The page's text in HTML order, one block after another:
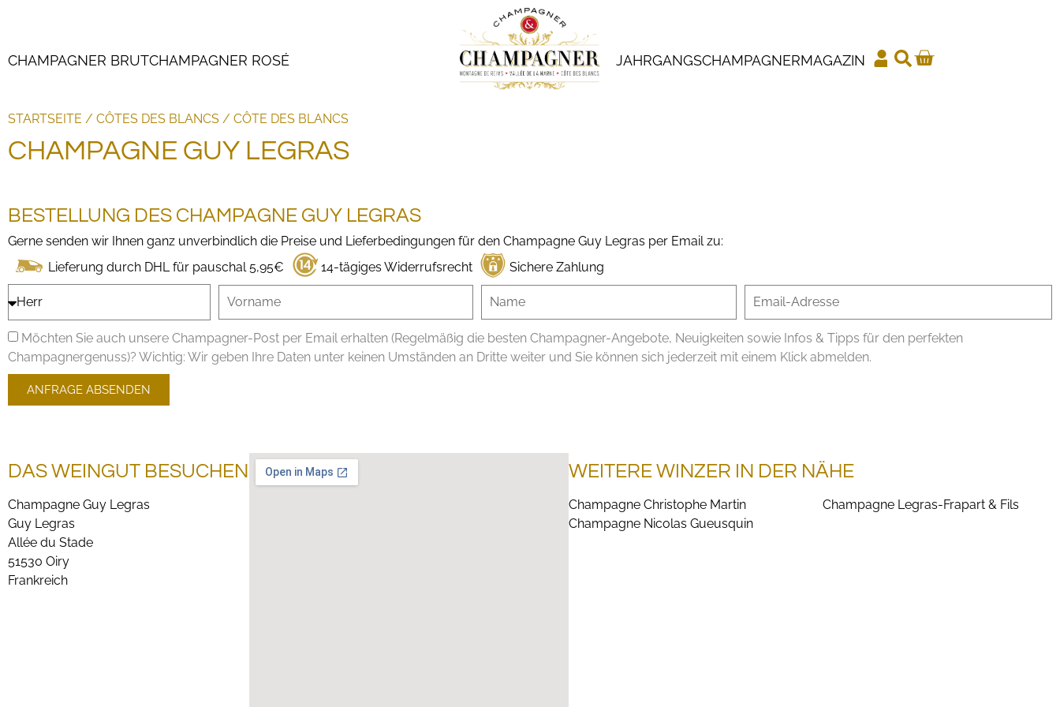
CHAMPAGNER BRUTCHAMPAGNER ROSÉ JAHRGANGSCHAMPAGNERMAGAZIN
STARTSEITE / CÔTES DES BLANCS / CÔTE DES BLANCS
CHAMPAGNE GUY LEGRAS
BESTELLUNG DES CHAMPAGNE GUY LEGRAS
Gerne senden wir Ihnen ganz unverbindlich die Preise und Lieferbedingungen für den Champagne Guy Legras per Email zu:
Lieferung durch DHL für pauschal 5,95€
14-tägiges Widerrufsrecht Sichere Zahlung
Möchten Sie auch unsere Champagner-Post per Email erhalten (Regelmäßig die besten Champagner-Angebote, Neuigkeiten sowie Infos & Tipps für den perfekten
Champagnergenuss)? Wichtig: Wir geben Ihre Daten unter keinen Umständen an Dritte weiter und Sie können sich jederzeit mit einem Klick abmelden.
ANFRAGE ABSENDEN
DAS WEINGUT BESUCHEN
Champagne Guy Legras
Guy Legras
Allée du Stade
51530 Oiry
Frankreich
WEITERE WINZER IN DER NÄHE
Champagne Christophe Martin
Champagne Legras-Frapart & Fils
Champagne Nicolas Gueusquin